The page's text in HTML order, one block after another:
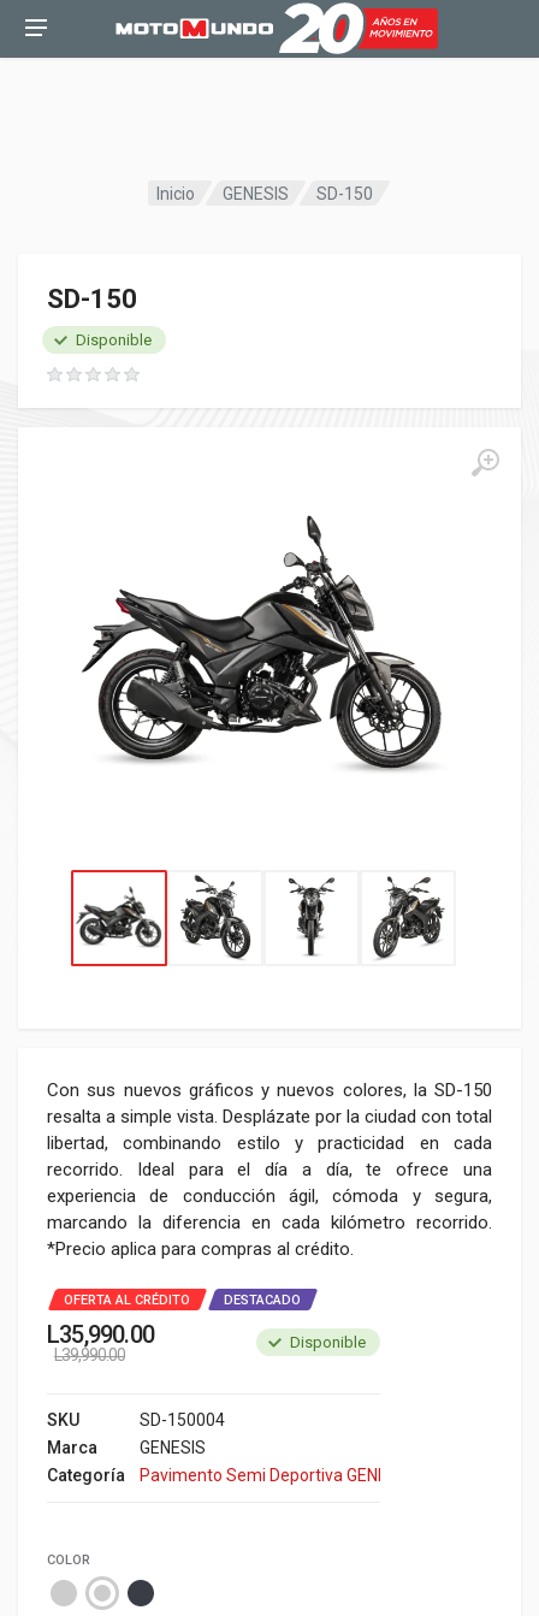
Inicio GENESIS SD-150
SD-150
Disponible
Con sus nuevos gráficos y nuevos colores, la SD-150
resalta a simple vista. Desplázate por la ciudad con total
libertad, combinando estilo y practicidad en cada
recorrido. Ideal para el día a día, te ofrece una
experiencia de conducción ágil, cómoda y segura,
marcando la diferencia en cada kilómetro recorrido.
*Precio aplica para compras al crédito.
OFERTA AL CRÉDITO DESTACADO
L35,990.00
L39,990.00
Disponible
SKU
SD-150004
Marca
GENESIS
Categoría
Pavimento Semi Deportiva GENESIS
COLOR